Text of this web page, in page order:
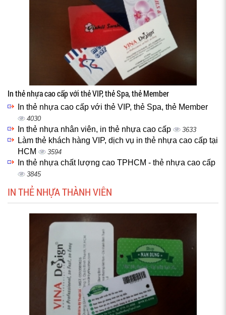
In thẻ nhựa cao cấp với thẻ VIP, thẻ Spa, thẻ Member
In thẻ nhựa cao cấp với thẻ VIP, thẻ Spa, thẻ Member
4030
In thẻ nhựa nhân viên, in thẻ nhựa cao cấp 3633
Làm thẻ khách hàng VIP, dịch vụ in thẻ nhựa cao cấp tại
HCM
3594
In thẻ nhựa chất lượng cao TPHCM - thẻ nhựa cao cấp
3845
IN THẺ NHỰA THÀNH VIÊN